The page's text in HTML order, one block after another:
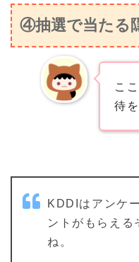
④抽選で当たる
こ
待
KDDIはアンケ
ントがもらえる
ね。